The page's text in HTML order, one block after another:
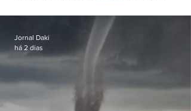
Jornal Daki
há 2 dias